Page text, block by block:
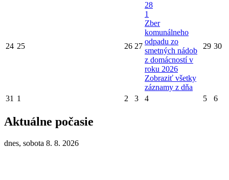
24 25 26 27
28
1
Zber
komunálneho
odpadu zo
smetných nádob
z domácností v
roku 2026
Zobraziť všetky
záznamy z dňa
29 30
31 1 2 3 4 5 6
Aktuálne počasie
dnes, sobota 8. 8. 2026